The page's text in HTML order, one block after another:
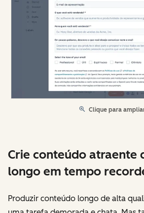
Clique para
Crie conteúdo atraente
longo em tempo
Produzir conteúdo longo de alta